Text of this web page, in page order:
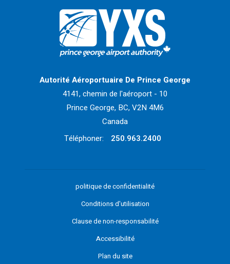
Retour à la page d'accueil>
Autorité Aéroportuaire De Prince George
4141, chemin de l'aéroport - 10
Prince George, BC, V2N 4M6
Canada
Téléphoner:
250.963.2400
politique de confidentialité
Conditions d'utilisation
Clause de non-responsabilité
Accessibilité
Plan du site